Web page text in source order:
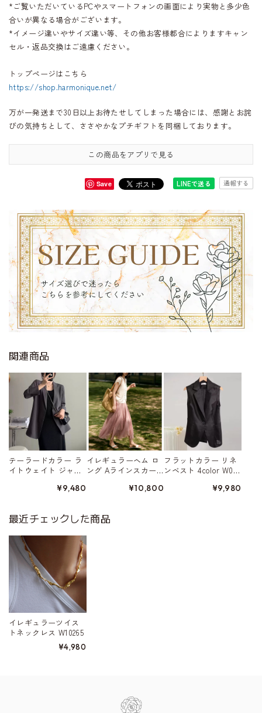
*ご覧いただいているPCやスマートフォンの画面により実物と多少色
合いが異なる場合がございます。
*イメージ違いやサイズ違い等、その他お客様都合によりますキャン
セル・返品交換はご遠慮ください。
トップページはこちら
https://shop.harmonique.net/
万が一発送まで30日以上お待たせしてしまった場合には、感謝とお詫
びの気持ちとして、ささやかなプチギフトを同梱しております。
この商品をアプリで見る
Save LINEで送る 通報する
関連商品
テーラードカラー ラ
イトウェイト ジャ
¥9,480
イレギュラーヘム ロ
ング Aラインスカー
¥10,800
フラットカラー リネ
ンベスト 4color W015
¥9,980
最近チェックした商品
イレギュラーツイス
トネックレス W10265
¥4,980